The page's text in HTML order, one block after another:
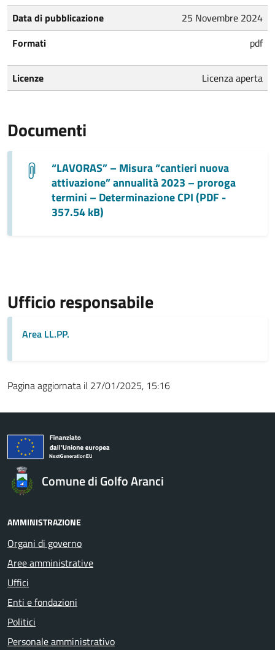
Data di pubblicazione
25 Novembre 2024
Formati
pdf
Licenze Licenza aperta
Documenti
“LAVORAS” – Misura “cantieri nuova
attivazione” annualità 2023 – proroga
termini – Determinazione CPI (PDF -
357.54 kB)
Ufficio responsabile
Area LL.PP.
Pagina aggiornata il 27/01/2025, 15:16
Comune di Golfo Aranci
AMMINISTRAZIONE
Organi di governo
Aree amministrative
Uffici
Enti e fondazioni
Politici
Personale amministrativo